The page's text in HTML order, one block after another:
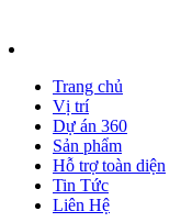
Trang chủ
Vị trí
Dự án 360
Sản phẩm
Hỗ trợ toàn diện
Tin Tức
Liên Hệ